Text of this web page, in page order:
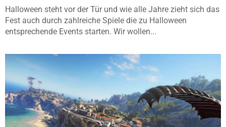
Halloween steht vor der Tür und wie alle Jahre zieht sich das
Fest auch durch zahlreiche Spiele die zu Halloween
entsprechende Events starten. Wir wollen...